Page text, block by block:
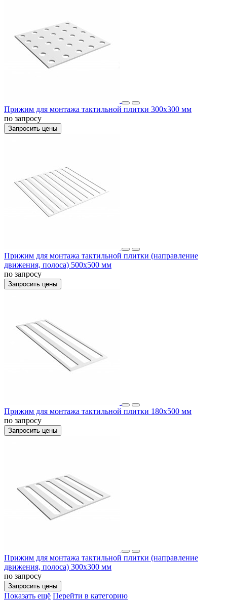
Прижим для монтажа тактильной плитки 300х300 мм
по запросу
Запросить цены
Прижим для монтажа тактильной плитки (направление
движения, полоса) 500х500 мм
по запросу
Запросить цены
Прижим для монтажа тактильной плитки 180х500 мм
по запросу
Запросить цены
Прижим для монтажа тактильной плитки (направление
движения, полоса) 300х300 мм
по запросу
Запросить цены
Показать ещё Перейти в категорию